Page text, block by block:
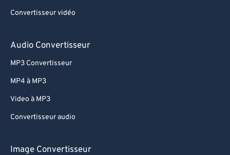
Convertisseur vidéo
Audio Convertisseur
MP3 Convertisseur
MP4 à MP3
Video à MP3
Convertisseur audio
Image Convertisseur